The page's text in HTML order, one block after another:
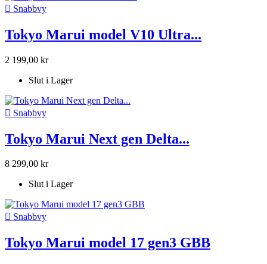
 Snabbvy
Tokyo Marui model V10 Ultra...
2 199,00 kr
Slut i Lager
 Snabbvy
Tokyo Marui Next gen Delta...
8 299,00 kr
Slut i Lager
 Snabbvy
Tokyo Marui model 17 gen3 GBB